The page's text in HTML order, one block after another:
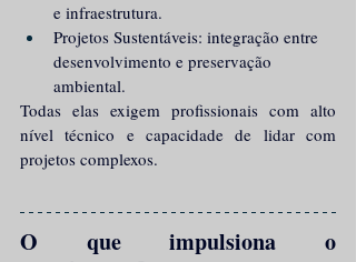
e infraestrutura.
Projetos Sustentáveis: integração entre
desenvolvimento e preservação
ambiental.
Todas elas exigem profissionais com alto
nível técnico e capacidade de lidar com
projetos complexos.
O que impulsiona o